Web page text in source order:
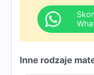
Bracia!
Siostry!
Inne rodzaje